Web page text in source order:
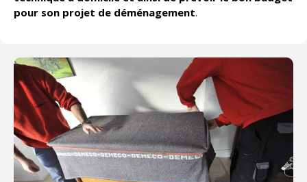
pour son projet de déménagement.